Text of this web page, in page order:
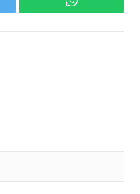
WhatsApp